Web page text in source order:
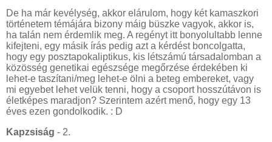
De ha már kevélység, akkor elárulom, hogy két kamaszkori
történetem témájára bizony máig büszke vagyok, akkor is,
ha talán nem érdemlik meg. A regényt itt bonyolultabb lenne
kifejteni, egy másik írás pedig azt a kérdést boncolgatta,
hogy egy posztapokaliptikus, kis létszámú társadalomban a
közösség genetikai egészsége megőrzése érdekében ki
lehet-e taszítani/meg lehet-e ölni a beteg embereket, vagy
mi egyebet lehet velük tenni, hogy a csoport hosszútávon is
életképes maradjon? Szerintem azért menő, hogy egy 13
éves ezen gondolkodik. : D
Kapzsiság - 2.